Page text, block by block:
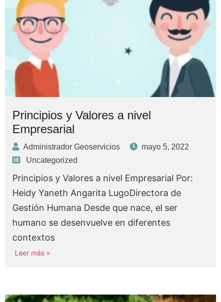
Principios y Valores a nivel
Empresarial
Administrador Geoservicios
mayo 5, 2022
Uncategorized
Principios y Valores a nivel Empresarial Por:
Heidy Yaneth Angarita LugoDirectora de
Gestión Humana Desde que nace, el ser
humano se desenvuelve en diferentes
contextos
Leer más »